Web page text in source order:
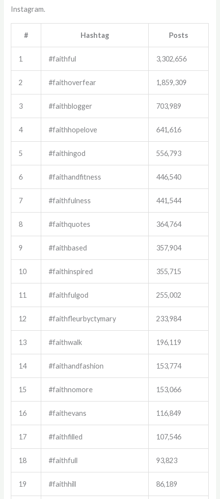
Instagram.
# Hashtag Posts
1 #faithful 3,302,656
2 #faithoverfear 1,859,309
3 #faithblogger 703,989
4 #faithhopelove 641,616
5 #faithingod 556,793
6 #faithandfitness 446,540
7 #faithfulness 441,544
8 #faithquotes 364,764
9 #faithbased 357,904
10 #faithinspired 355,715
11 #faithfulgod 255,002
12 #faithfleurbyctymary 233,984
13 #faithwalk 196,119
14 #faithandfashion 153,774
15 #faithnomore 153,066
16 #faithevans 116,849
17 #faithfilled 107,546
18 #faithfull 93,823
19 #faithhill 86,189